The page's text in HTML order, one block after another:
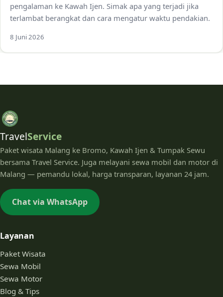
pengalaman ke Kawah Ijen. Simak apa yang terjadi jika
terlambat berangkat dan cara mengatur waktu pendakian.
8 Juni 2026
TravelService
Paket wisata Malang ke Bromo, Kawah Ijen & Tumpak Sewu
bersama Travel Service. Juga melayani sewa mobil dan motor di
Malang — pemandu lokal, harga transparan, layanan 24 jam.
Chat via WhatsApp
Layanan
Paket Wisata
Sewa Mobil
Sewa Motor
Blog & Tips